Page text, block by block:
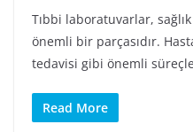
Tıbbi laboratuvarlar,
önemli bir parçasıdır.
tedavisi gibi önemli
Read More